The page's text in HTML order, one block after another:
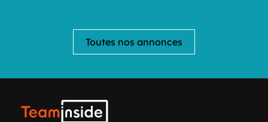
Toutes nos annonces